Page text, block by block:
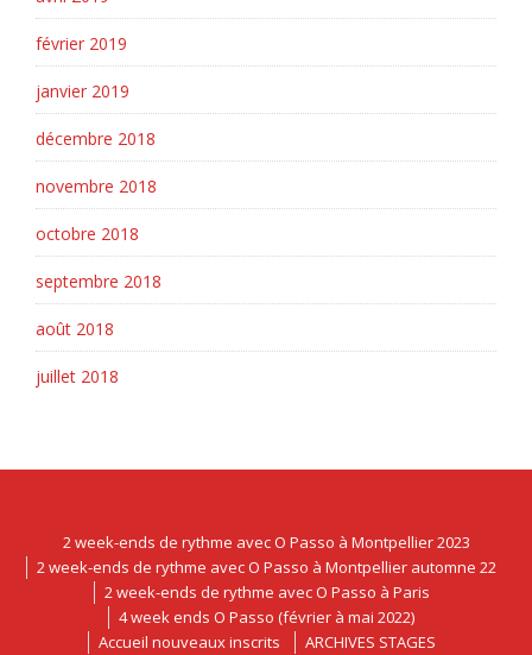
février 2019
janvier 2019
décembre 2018
novembre 2018
octobre 2018
septembre 2018
août 2018
juillet 2018
2 week-ends de rythme avec O Passo à Montpellier 2023
2 week-ends de rythme avec O Passo à Montpellier automne 22
2 week-ends de rythme avec O Passo à Paris
4 week ends O Passo (février à mai 2022)
Accueil nouveaux inscrits
ARCHIVES STAGES